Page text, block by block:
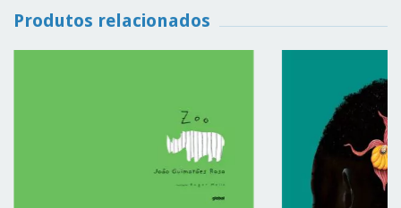
Produtos relacionados